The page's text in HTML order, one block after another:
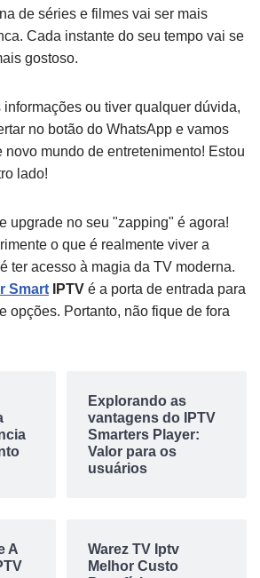
de séries e filmes vai ser mais
Cada instante do seu tempo vai se
gostoso.
ou tiver qualquer dúvida,
no botão do WhatsApp e vamos
novo mundo de entretenimento! Estou
lado!
upgrade no seu "zapping" é agora!
o que é realmente viver a
ter acesso à magia da TV moderna.
Smart IPTV é a porta de entrada para
opções. Portanto, não fique de fora
Explorando as
vantagens do IPTV
Smarters Player:
Valor para os
usuários
A
Warez TV Iptv
Melhor Custo